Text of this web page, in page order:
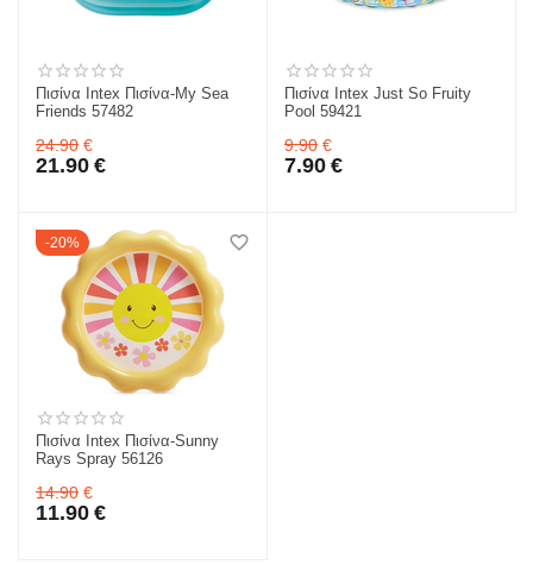
Πισίνα Intex Πισίνα-My Sea
Friends 57482
24.90 €
21.90 €
Πισίνα Intex Just So Fruity
Pool 59421
9.90 €
7.90 €
20%
Πισίνα Intex Πισίνα-Sunny
Rays Spray 56126
14.90 €
11.90 €